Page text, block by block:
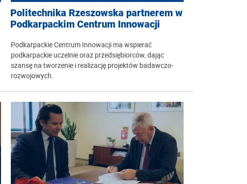
Politechnika Rzeszowska partnerem w
Podkarpackim Centrum Innowacji
Podkarpackie Centrum Innowacji ma wspierać
podkarpackie uczelnie oraz przedsiębiorców, dając
szansę na tworzenie i realizację projektów badawczo-
rozwojowych.